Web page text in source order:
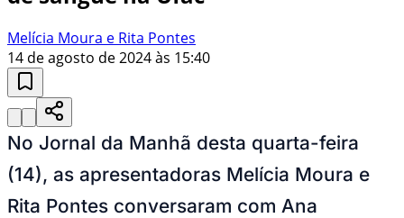
Melícia Moura e Rita Pontes
14 de agosto de 2024 às 15:40
No Jornal da Manhã desta quarta-feira
(14), as apresentadoras Melícia Moura e
Rita Pontes conversaram com Ana